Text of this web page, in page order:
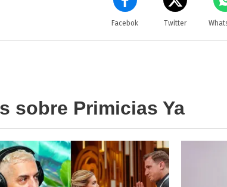
Facebok Twitter
sobre Primicias Ya